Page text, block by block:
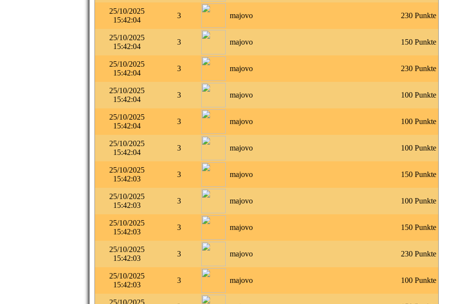
25/10/2025
15:42:04
3 majovo 230 Punkte
25/10/2025
15:42:04
3 majovo 150 Punkte
25/10/2025
15:42:04
3 majovo 230 Punkte
25/10/2025
15:42:04
3 majovo 100 Punkte
25/10/2025
15:42:04
3 majovo 100 Punkte
25/10/2025
15:42:04
3 majovo 100 Punkte
25/10/2025
15:42:03
3 majovo 150 Punkte
25/10/2025
15:42:03
3 majovo 100 Punkte
25/10/2025
15:42:03
3 majovo 150 Punkte
25/10/2025
15:42:03
3 majovo 230 Punkte
25/10/2025
15:42:03
3 majovo 100 Punkte
25/10/2025